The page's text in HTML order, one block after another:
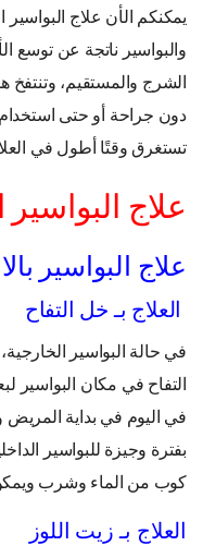
يمكنكم الأن علاج
والبواسير ناتجة عن توسع
الشرج والمستقيم، وتنتفخ
دون جراحة أو حتى
تستغرق وقتًا أطول في
علاج البواسير
علاج البواسير
العلاج بـ خل التفاح
في حالة البواسير
التفاح في مكان البواسير
في اليوم في بداية المريض
بفترة وجيزة للبواسير
كوب من الماء وشرب
العلاج بـ زيت اللوز